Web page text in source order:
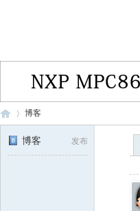
博客
发布
博客